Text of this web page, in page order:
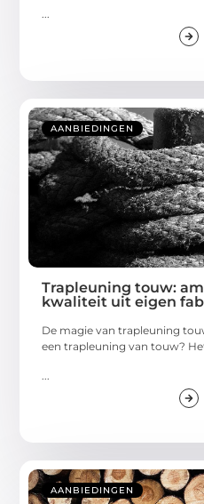
...
AANBIEDINGEN
Trapleuning touw:
kwaliteit uit eigen
De magie van trapleuning
een trapleuning van touw?
AANBIEDINGEN